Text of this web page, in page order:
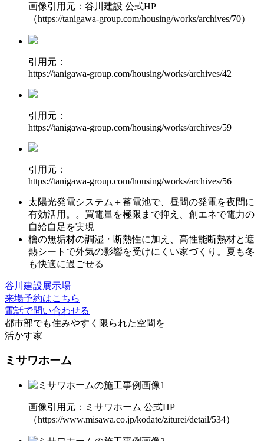
画像引用元：谷川建設 公式HP
（https://tanigawa-group.com/housing/works/archives/70）
引用元：
https://tanigawa-group.com/housing/works/archives/42
引用元：
https://tanigawa-group.com/housing/works/archives/59
引用元：
https://tanigawa-group.com/housing/works/archives/56
太陽光発電システム＋蓄電池で、昼間の発電を夜間に
有効活用。
。買電量を極限まで抑え、創エネで電力の
自給自足を実現
檜の無垢材の調湿・断熱性に加え、 高性能断熱材と遮
熱シートで外気の影響を受けにくい家づくり。夏も冬
も快適に過ごせる
谷川建設展示場
来場予約はこちら
電話で問い合わせる
都市部でも住みやすく 限られた空間を
活かす家
ミサワホーム
画像引用元：ミサワホーム 公式HP
（https://www.misawa.co.jp/kodate/ziturei/detail/534）